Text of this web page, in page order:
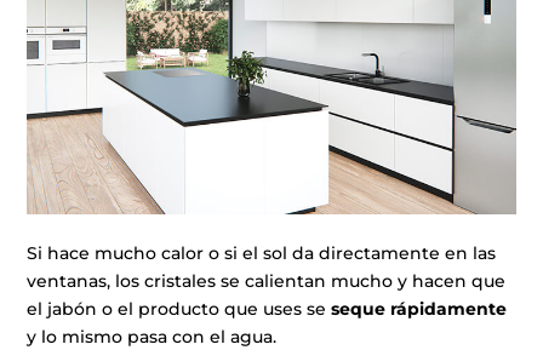
Si hace mucho calor o si el sol da directamente en las
ventanas, los cristales se calientan mucho y hacen que
el jabón o el producto que uses seseque rápidamente
y lo mismo pasa con el agua.